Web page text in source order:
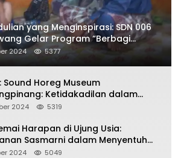
yang Menginspirasi: SDN 006
Gelar Program “Berbagi
Beras”
2024 5377
Sound Horeg Museum
Ketidakadilan dalam
2024 5319
Harapan di Ujung Usia:
Sasmarni dalam Menyentuh
Jiwa
2024 5049